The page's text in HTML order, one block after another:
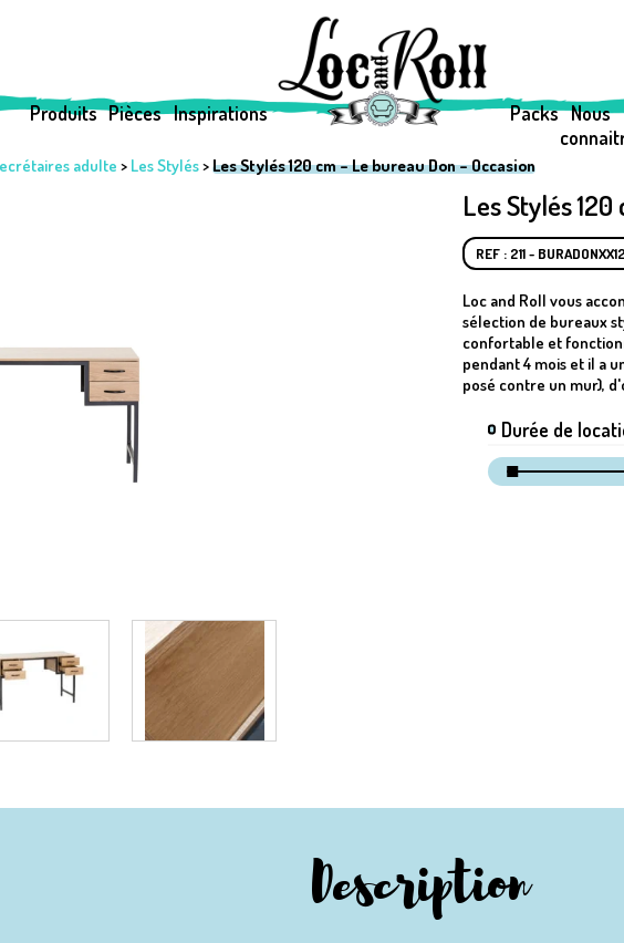
Produits Pièces Inspirations Packs Nous
adulte > Les Stylés>Les Stylés 120 cm – Le bureau Don – Occasion
Les Stylés
REF : 211 -
Loc and Roll vous
sélection de bureaux
confortable et
pendant 4 mois et il a
posé contre un mur),
Durée de
Description